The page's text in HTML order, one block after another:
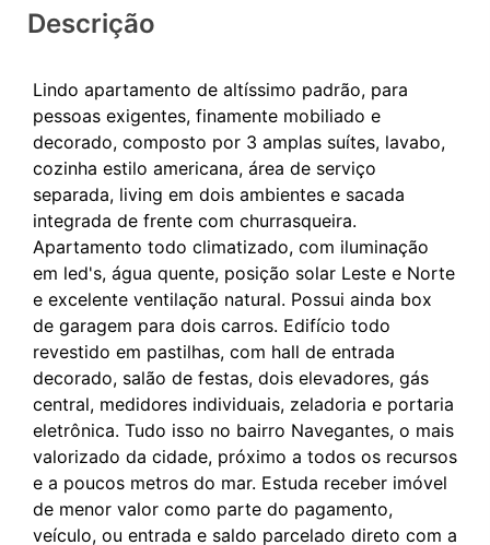
Descrição
Lindo apartamento de altíssimo padrão, para
pessoas exigentes, finamente mobiliado e
decorado, composto por 3 amplas suítes, lavabo,
cozinha estilo americana, área de serviço
separada, living em dois ambientes e sacada
integrada de frente com churrasqueira.
Apartamento todo climatizado, com iluminação
em led's, água quente, posição solar Leste e Norte
e excelente ventilação natural. Possui ainda box
de garagem para dois carros. Edifício todo
revestido em pastilhas, com hall de entrada
decorado, salão de festas, dois elevadores, gás
central, medidores individuais, zeladoria e portaria
eletrônica. Tudo isso no bairro Navegantes, o mais
valorizado da cidade, próximo a todos os recursos
e a poucos metros do mar. Estuda receber imóvel
de menor valor como parte do pagamento,
veículo, ou entrada e saldo parcelado direto com a